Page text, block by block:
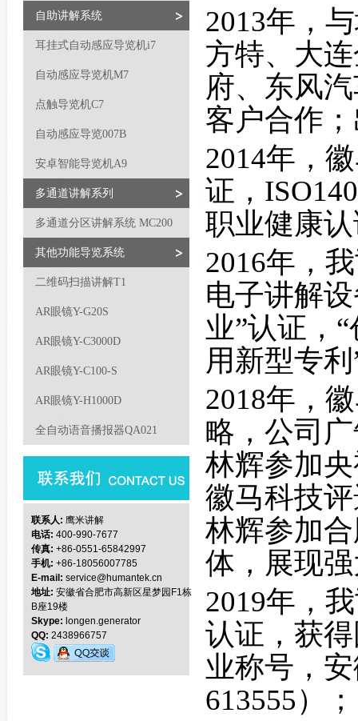
自助讲解系统
耳挂式自动感应导览机i7
自动感应导览机M7
点触导览机C7
自动感应导览007B
安卓智能导览机A9
多通道讲解系列
多通道分区讲解系统 MC200
其他功能导览系统
二维码扫描讲解T1
AR眼镜Y-G20S
AR眼镜Y-C3000D
AR眼镜Y-C100-S
AR眼镜Y-H1000D
全自动语音播报器QA021
联系人: 鹰米讲解
电话: 400-990-7677
传真: +86-0551-65842997
手机: +86-18056007785
E-mail: service@humantek.cn
地址: 安徽省合肥市高新区星梦园F1栋
B座19楼
Skype: longen.generator
QQ: 2438966757
2013年，
方特、大
府、东风
客户合作
2014年，
证，
职业健康
2016年，
电子讲解
业”认证，
用新型专
2018年，
略，公司
林辉参加
徽马科技
林辉参加
体，展现
2019年，
认证，获
业称号，
613555）；